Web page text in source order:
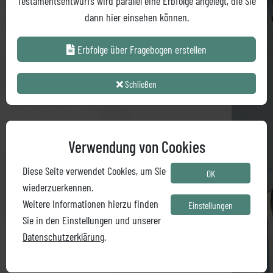
Erbfolge über Fragebogen erstellen
© ERB-O-MAT
Impressum
Verwendung von Cookies
OK
Einstellungen
Diese Seite verwendet Cookies, um Sie
wiederzuerkennen.
Weitere Informationen hierzu finden
Sie in den Einstellungen und unserer
Datenschutzerklärung.
dann hier einsehen können.
Erbfolge über Fragebogen erstellen
Schließen